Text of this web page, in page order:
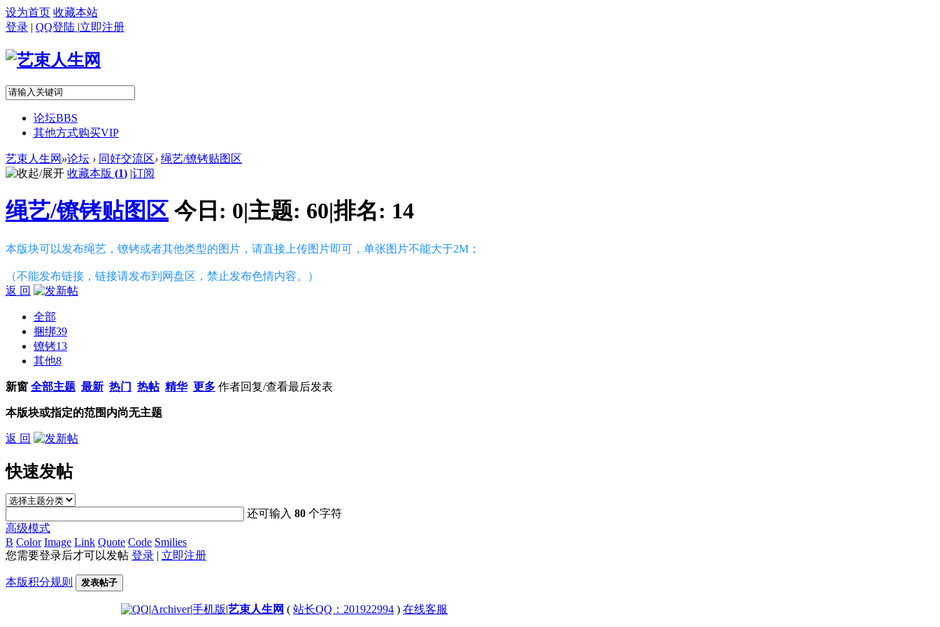
设为首页 收藏本站
登录 | QQ登陆 |立即注册
论坛BBS
其他方式购买VIP
艺束人生网 »论坛 › 同好交流区› 绳艺/镣铐贴图区
收藏本版 (1) |订阅
绳艺/镣铐贴图区 今日: 0|主题: 60|排名: 14
本版块可以发布绳艺，镣铐或者其他类型的图片，请直接上传图片即可，单张图片不能大于2M；
（不能发布链接，链接请发布到网盘区，禁止发布色情内容。）
返 回
全部
捆绑39
镣铐13
其他8
新窗 全部主题 最新 热门 热帖 精华 更多 作者回复/查看最后发表
本版块或指定的范围内尚无主题
返 回
快速发帖
还可输入80 个字符
高级模式
B Color Image Link Quote Code Smilies
您需要登录后才可以发帖 登录 | 立即注册
本版积分规则 发表帖子
|Archiver|手机版|艺束人生网 ( 站长QQ：201922994 ) 在线客服